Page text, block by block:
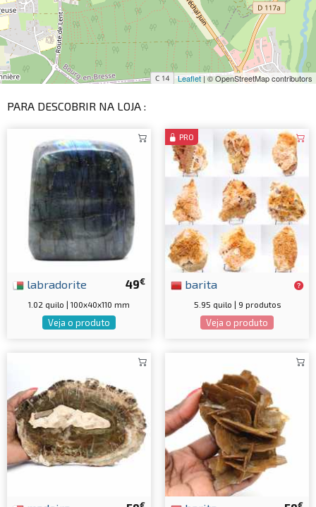
Leaflet| © OpenStreetMap contributors
PARA DESCOBRIR NA LOJA :
49€
labradorite
1.02 quilo | 100x40x110 mm
Veja o produto
PRO
barita
5.95 quilo | 9 produtos
Veja o produto
€ €